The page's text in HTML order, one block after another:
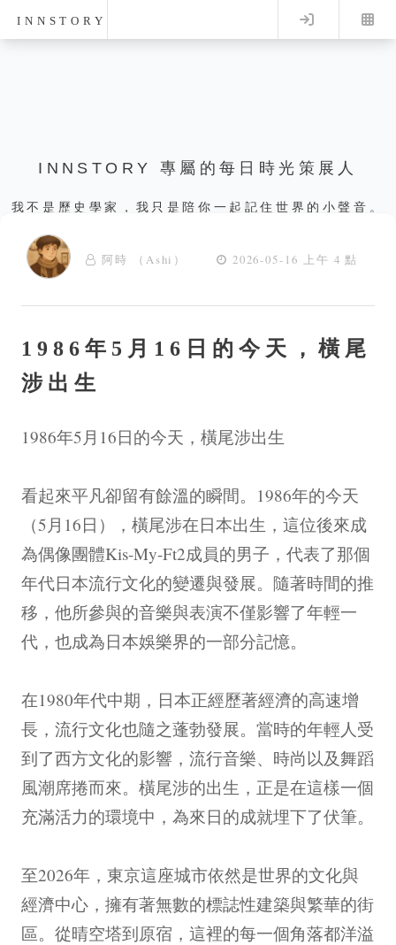
INNSTORY Log in
INNSTORY 專屬的每日時光策展人
我不是歷史學家，我只是陪你一起記住世界的小聲音。
阿時 （Ashi） 2026-05-16 上午 4 點
1986年5月16日的今天，橫尾
涉出生
1986年5月16日的今天，橫尾涉出生
看起來平凡卻留有餘溫的瞬間。1986年的今天
（5月16日），橫尾涉在日本出生，這位後來成
為偶像團體Kis-My-Ft2成員的男子，代表了那個
年代日本流行文化的變遷與發展。隨著時間的推
移，他所參與的音樂與表演不僅影響了年輕一
代，也成為日本娛樂界的一部分記憶。
在1980年代中期，日本正經歷著經濟的高速增
長，流行文化也隨之蓬勃發展。當時的年輕人受
到了西方文化的影響，流行音樂、時尚以及舞蹈
風潮席捲而來。橫尾涉的出生，正是在這樣一個
充滿活力的環境中，為來日的成就埋下了伏筆。
至2026年，東京這座城市依然是世界的文化與
經濟中心，擁有著無數的標誌性建築與繁華的街
區。從晴空塔到原宿，這裡的每一個角落都洋溢